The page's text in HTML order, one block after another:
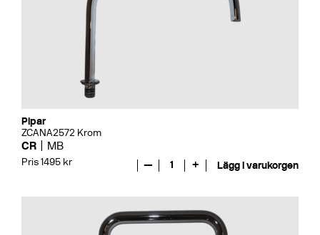
Pipar
ZCANA2572 Krom
CR MB
Pris 1495 kr — 1 + Lägg i varukorgen